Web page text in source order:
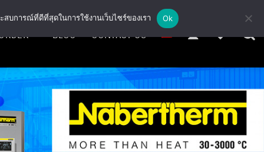
BLOG CONTACT US
บการณ์ที่ดีที่สุดในการใช้งานเว็บไซร์ของเรา Ok